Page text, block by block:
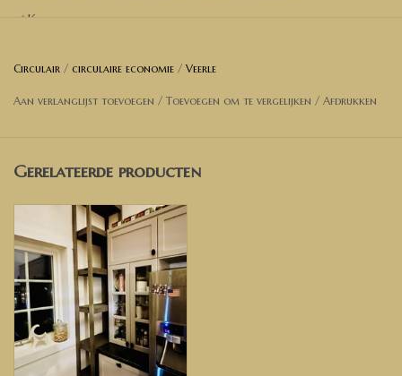
✅ Kies een kleur
Breedte 120 cm
Diepte. 47cm
Hoogte 190 cm
Model op de foto is in Vintage wash
✅ Heeft u andere wensen of ideeën, neem dan gerust contact met
ons op. Dan kunnen wij de mogelijkheden bespreken.
Circulair / circulaire economie / Veerle
Aan verlanglijst toevoegen / Toevoegen om te vergelijken / Afdrukken
Gerelateerde producten